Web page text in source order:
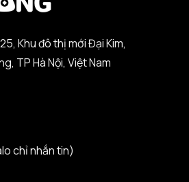
Khu đô thị mới Đại Kim,
TP Hà Nội, Việt Nam
chỉ nhắn tin)